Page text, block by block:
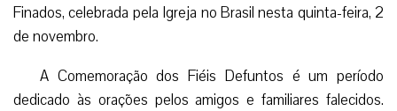
Finados, celebrada pela Igreja no Brasil nesta quinta-feira, 2
de novembro.
A Comemoração dos Fiéis Defuntos é um período
dedicado às orações pelos amigos e familiares falecidos.